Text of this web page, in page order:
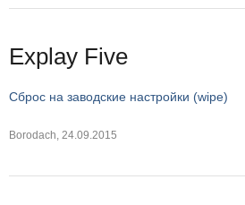
Explay Five
Сброс на заводские настройки (wipe)
Borodach, 24.09.2015